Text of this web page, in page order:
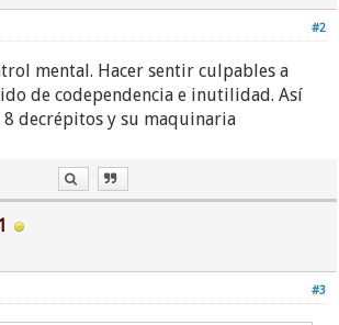
#2
mental. Hacer sentir culpables a
de codependencia e inutilidad. Así
8 decrépitos y su maquinaria
#3